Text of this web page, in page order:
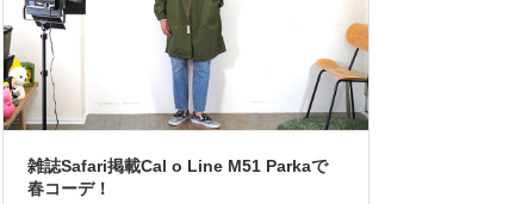
雑誌Safari掲載Cal o Line M51 Parkaで
春コーデ！